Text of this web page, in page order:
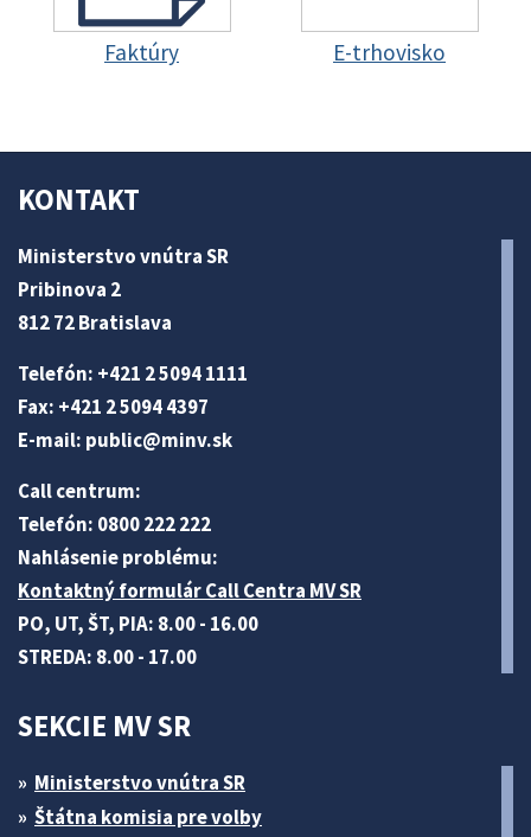
Faktúry E-trhovisko
KONTAKT
Ministerstvo vnútra SR
Pribinova 2
812 72 Bratislava
Telefón: +421 2 5094 1111
Fax: +421 2 5094 4397
E-mail: public@minv.sk
Call centrum:
Telefón: 0800 222 222
Nahlásenie problému:
Kontaktný formulár Call Centra MV SR
PO, UT, ŠT, PIA: 8.00 - 16.00
STREDA: 8.00 - 17.00
SEKCIE MV SR
Ministerstvo vnútra SR
Štátna komisia pre volby